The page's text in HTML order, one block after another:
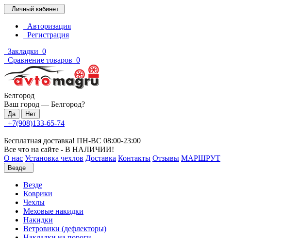
Личный кабинет
Авторизация
Регистрация
Закладки 0
Сравнение товаров 0
Белгород
Ваш город — Белгород?
+7(908)133-65-74
Бесплатная доставка! ПН-ВС 08:00-23:00
Все что на сайте - В НАЛИЧИИ!
О нас Установка чехлов Доставка Контакты Отзывы МАРШРУТ
Везде
Везде
Коврики
Чехлы
Меховые накидки
Накидки
Ветровики (дефлекторы)